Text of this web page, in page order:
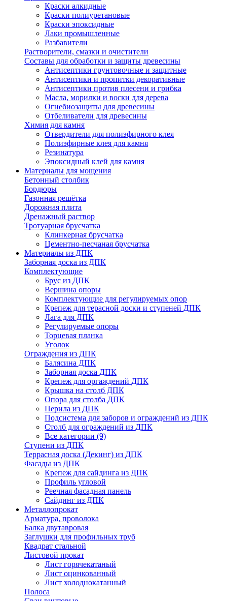
Краски алкидные
Краски полиуретановые
Краски эпоксидные
Лаки промышленные
Разбавители
Растворители, смазки и очистители
Составы для обработки и защиты древесины
Антисептики грунтовочные и защитные
Антисептики и пропитки декоративные
Антисептики против плесени и грибка
Масла, морилки и воски для дерева
Огнебиозащиты для древесины
Отбеливатели для древесины
Химия для камня
Отвердители для полиэфирного клея
Полиэфирные клея для камня
Резинатура
Эпоксидный клей для камня
Материалы для мощения
Бетонный столбик
Бордюры
Газонная решётка
Дорожная плита
Дренажный раствор
Тротуарная брусчатка
Клинкерная брусчатка
Цементно-песчаная брусчатка
Материалы из ДПК
Заборная доска из ДПК
Комплектующие
Брус из ДПК
Вершина опоры
Комплектующие для регулируемых опор
Крепеж для терасной доски и ступеней ДПК
Лага для ДПК
Регулируемые опоры
Торцевая планка
Уголок
Ограждения из ДПК
Балясина ДПК
Заборная доска ДПК
Крепеж для оргаждений ДПК
Крышка на столб ДПК
Опора для столба ДПК
Перила из ДПК
Подсистема для заборов и ограждений из ДПК
Столб для ограждений из ДПК
Все категории (9)
Ступени из ДПК
Террасная доска (Декинг) из ДПК
Фасады из ДПК
Крепеж для сайдинга из ДПК
Профиль угловой
Реечная фасадная панель
Сайдинг из ДПК
Металлопрокат
Арматура, проволока
Балка двутавровая
Заглушки для профильных труб
Квадрат стальной
Листовой прокат
Лист горячекатаный
Лист оцинкованный
Лист холоднокатанный
Полоса